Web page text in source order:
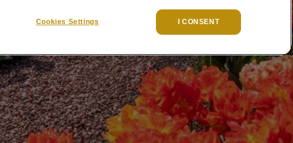
Cookies Settings I CONSENT